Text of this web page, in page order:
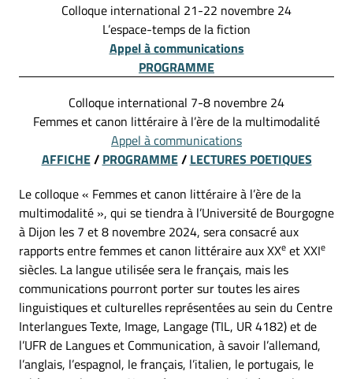
Colloque international 21-22 novembre 24
L’espace-temps de la fiction
Appel à communications
PROGRAMME
Colloque international 7-8 novembre 24
Femmes et canon littéraire à l’ère de la multimodalité
Appel à communications
AFFICHE/ PROGRAMME/ LECTURES POETIQUES
Le colloque « Femmes et canon littéraire à l’ère de la
multimodalité », qui se tiendra à l’Université de Bourgogne
à Dijon les 7 et 8 novembre 2024, sera consacré aux
rapports entre femmes et canon littéraire aux XXe et XXIe
siècles. La langue utilisée sera le français, mais les
communications pourront porter sur toutes les aires
linguistiques et culturelles représentées au sein du Centre
Interlangues Texte, Image, Langage (TIL, UR 4182) et de
l’UFR de Langues et Communication, à savoir l’allemand,
l’anglais, l’espagnol, le français, l’italien, le portugais, le